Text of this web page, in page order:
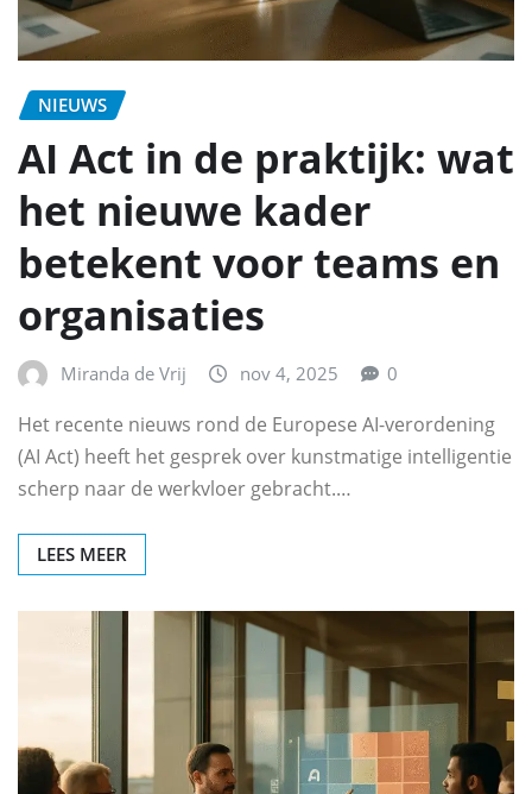
NIEUWS
AI Act in de praktijk: wat
het nieuwe kader
betekent voor teams en
organisaties
Miranda de Vrij nov 4, 2025 0
Het recente nieuws rond de Europese AI-verordening
(AI Act) heeft het gesprek over kunstmatige intelligentie
scherp naar de werkvloer gebracht.…
LEES MEER